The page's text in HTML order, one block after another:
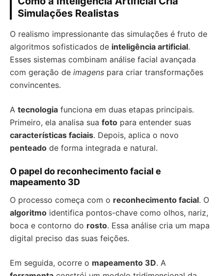
Simulações Realistas
O realismo impressionante das simulações é fruto de
algoritmos sofisticados de inteligência artificial.
Esses sistemas combinam análise facial avançada
com geração de imagens para criar transformações
convincentes.
A tecnologia funciona em duas etapas principais.
Primeiro, ela analisa sua foto para entender suas
características faciais. Depois, aplica o novo
penteado de forma integrada e natural.
O papel do reconhecimento facial e
mapeamento 3D
O processo começa com o reconhecimento facial. O
algoritmo identifica pontos-chave como olhos, nariz,
boca e contorno do rosto. Essa análise cria um mapa
digital preciso das suas feições.
Em seguida, ocorre o mapeamento 3D. A